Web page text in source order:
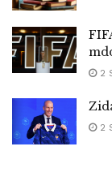
2
2